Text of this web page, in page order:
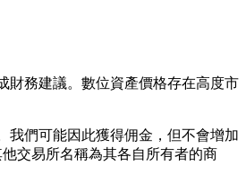
財務建議。數位資產價格存在高度市
我們可能因此獲得佣金，但不會增加
交易所名稱為其各自所有者的商